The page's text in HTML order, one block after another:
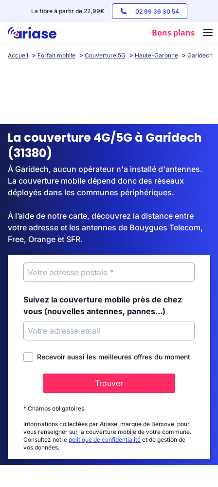
La fibre à partir de 22,99€ 02 99 36 30 54
Bons plans
Box internet
Streaming
Accueil Forfait mobile Couverture 5G Haute-Garonne Garidech
La couverture 4G/5G à Garidech
(31380)
À Garidech, aucun opérateur n'a installé d'antennes.
La couverture mobile dépend donc des réseaux
déployés dans les communes périphériques.
À l’aide de notre carte, découvrez la distance entre
votre adresse et les antennes de Bouygues Telecom,
Free, Orange et SFR.
Suivez la couverture mobile près de chez
vous (nouvelles antennes, pannes...)
Recevoir aussi les meilleures offres du moment
Trouver
* Champs obligatoires
Informations collectées par Ariase, marque de Bemove, pour
vous renseigner sur la couverture mobile de votre commune.
Consultez notre politique de confidentialité et de gestion de
vos données.